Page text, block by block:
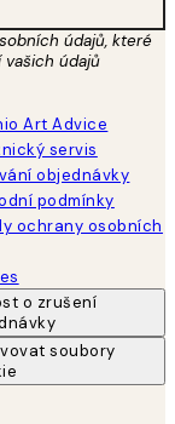
údajů, které
vašich údajů
Art Advice
servis
objednávky
podmínky
ochrany osobních
o zrušení
soubory